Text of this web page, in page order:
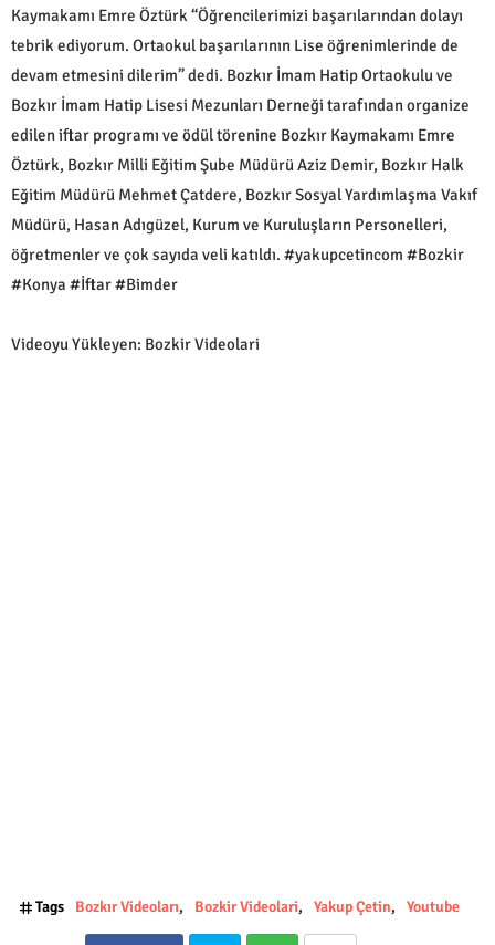
Kaymakamı Emre Öztürk “Öğrencilerimizi başarılarından dolayı
tebrik ediyorum. Ortaokul başarılarının Lise öğrenimlerinde de
devam etmesini dilerim” dedi. Bozkır İmam Hatip Ortaokulu ve
Bozkır İmam Hatip Lisesi Mezunları Derneği tarafından organize
edilen iftar programı ve ödül törenine Bozkır Kaymakamı Emre
Öztürk, Bozkır Milli Eğitim Şube Müdürü Aziz Demir, Bozkır Halk
Eğitim Müdürü Mehmet Çatdere, Bozkır Sosyal Yardımlaşma Vakıf
Müdürü, Hasan Adıgüzel, Kurum ve Kuruluşların Personelleri,
öğretmenler ve çok sayıda veli katıldı. #yakupcetincom #Bozkir
#Konya #İftar #Bimder
Videoyu Yükleyen: Bozkir Videolari
Tags Bozkır Videoları Bozkir Videolari Yakup Çetin Youtube